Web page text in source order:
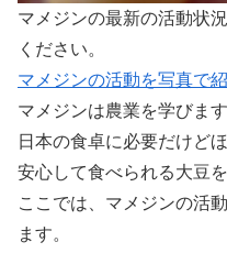
マメジンの最新の活動状
ください。
マメジンの活動を写真で
マメジンは農業を学びま
日本の食卓に必要だけど
安心して食べられる大豆
ここでは、マメジンの活
ます。